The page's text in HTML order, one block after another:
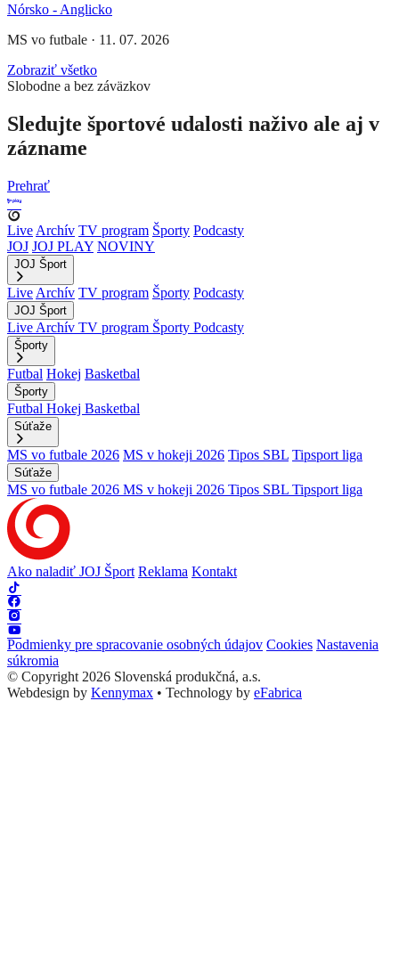
Nórsko - Anglicko
MS vo futbale · 11. 07. 2026
Zobraziť všetko
Slobodne a bez záväzkov
Sledujte športové udalosti naživo ale aj v
zázname
Prehrať
Live Archív TV program Športy Podcasty
JOJ JOJ PLAY NOVINY
JOJ Šport
Live Archív TV program Športy Podcasty
JOJ Šport
Live Archív TV program Športy Podcasty
Športy
Futbal Hokej Basketbal
Športy
Futbal Hokej Basketbal
Súťaže
MS vo futbale 2026 MS v hokeji 2026 Tipos SBL Tipsport liga
Súťaže
MS vo futbale 2026 MS v hokeji 2026 Tipos SBL Tipsport liga
Ako naladiť JOJ Šport Reklama Kontakt
Podmienky pre spracovanie osobných údajov Cookies Nastavenia
súkromia
© Copyright 2026 Slovenská produkčná, a.s.
Webdesign by Kennymax • Technology by eFabrica